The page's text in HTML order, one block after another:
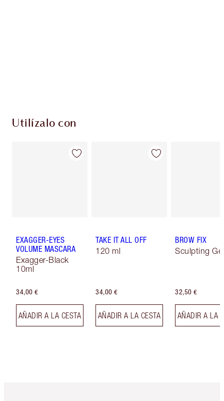
Utilízalo con
EXAGGER-EYES
VOLUME MASCARA
Exagger-Black
10ml
34,00 €
AÑADIR A LA CESTA
TAKE IT ALL OFF
120 ml
34,00 €
AÑADIR A LA CESTA
BROW FIX
Sculpting Gel
32,50 €
AÑADIR A LA